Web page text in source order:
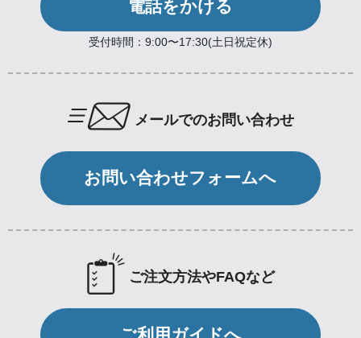
電話をかける
受付時間：9:00〜17:30(土日祝定休)
メールでのお問い合わせ
お問い合わせフォームへ
ご注文方法やFAQなど